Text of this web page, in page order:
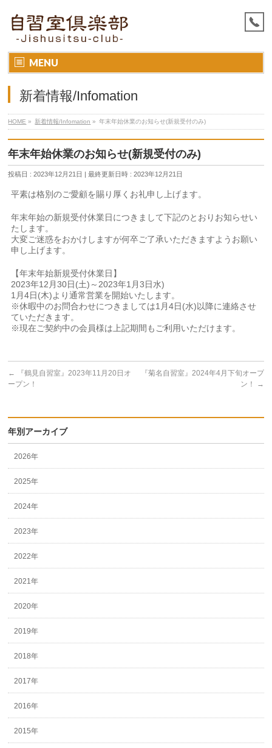
MENU
新着情報/Infomation
HOME » 新着情報/Infomation » 年末年始休業のお知らせ(新規受付のみ)
年末年始休業のお知らせ(新規受付のみ)
投稿日 : 2023年12月21日 最終更新日時 : 2023年12月21日
平素は格別のご愛顧を賜り厚くお礼申し上げます。
年末年始の新規受付休業日につきまして下記のとおりお知らせい
たします。
大変ご迷惑をおかけしますが何卒ご了承いただきますようお願い
申し上げます。
【年末年始新規受付休業日】
2023年12月30日(土)～2023年1月3日水)
1月4日(木)より通常営業を開始いたします。
※休暇中のお問合わせにつきましては1月4日(水)以降に連絡させ
ていただきます。
※現在ご契約中の会員様は上記期間もご利用いただけます。
←
『鶴見自習室』2023年11月20日オ
ープン！
『菊名自習室』2024年4月下旬オープ
ン！
→
年別アーカイブ
2026年
2025年
2024年
2023年
2022年
2021年
2020年
2019年
2018年
2017年
2016年
2015年